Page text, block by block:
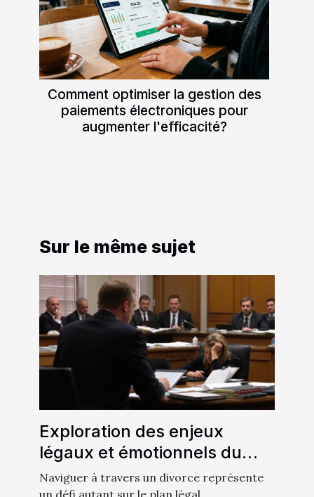
Comment optimiser la gestion des
paiements électroniques pour
augmenter l'efficacité?
Sur le même sujet
Exploration des enjeux
légaux et émotionnels du
divorce
Naviguer à travers un divorce représente